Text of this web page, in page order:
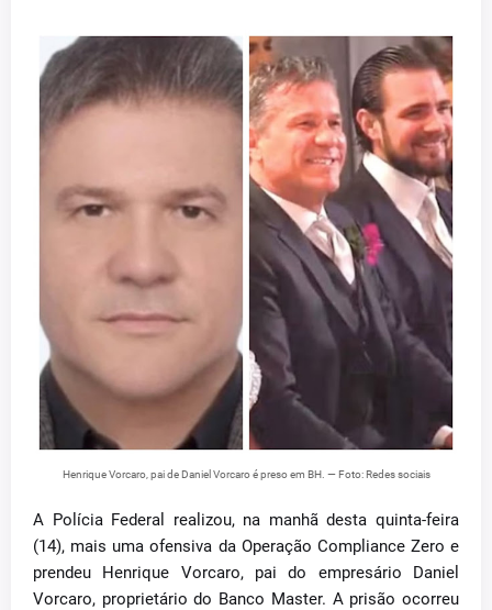
Henrique Vorcaro, pai de Daniel Vorcaro é preso em BH. — Foto: Redes sociais
A Polícia Federal realizou, na manhã desta quinta-feira
(14), mais uma ofensiva da Operação Compliance Zero e
prendeu Henrique Vorcaro, pai do empresário Daniel
Vorcaro, proprietário do Banco Master. A prisão ocorreu